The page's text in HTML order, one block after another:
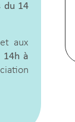
du 14
aux
à